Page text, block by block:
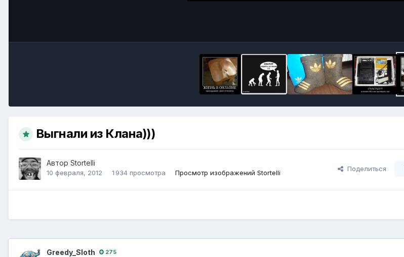
Выгнали из Клана)))
Автор Stortelli
10 февраля, 2012 1 934 просмотра Просмотр изображений Stortelli
Поделиться
Greedy_Sloth 275